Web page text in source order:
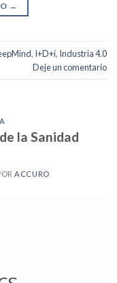
→
, I+D+i, Industria 4.0
Deje un comentario
la Sanidad
ACCURO